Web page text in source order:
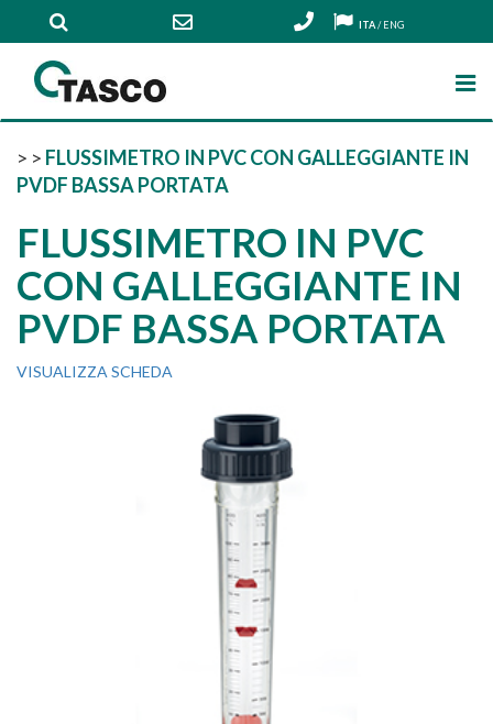
ITA/ENG
> > FLUSSIMETRO IN PVC CON GALLEGGIANTE IN
PVDF BASSA PORTATA
FLUSSIMETRO IN PVC
CON GALLEGGIANTE IN
PVDF BASSA PORTATA
VISUALIZZA SCHEDA